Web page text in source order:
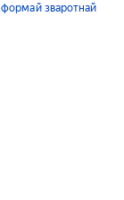
формай зваротнай